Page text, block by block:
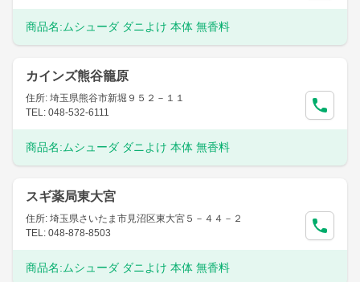
商品名: ムシューダ ダニよけ 本体 無香料
カインズ熊谷籠原
住所: 埼玉県熊谷市新堀９５２－１１
TEL: 048-532-6111
商品名: ムシューダ ダニよけ 本体 無香料
スギ薬局東大宮
住所: 埼玉県さいたま市見沼区東大宮５－４４－２
TEL: 048-878-8503
商品名: ムシューダ ダニよけ 本体 無香料